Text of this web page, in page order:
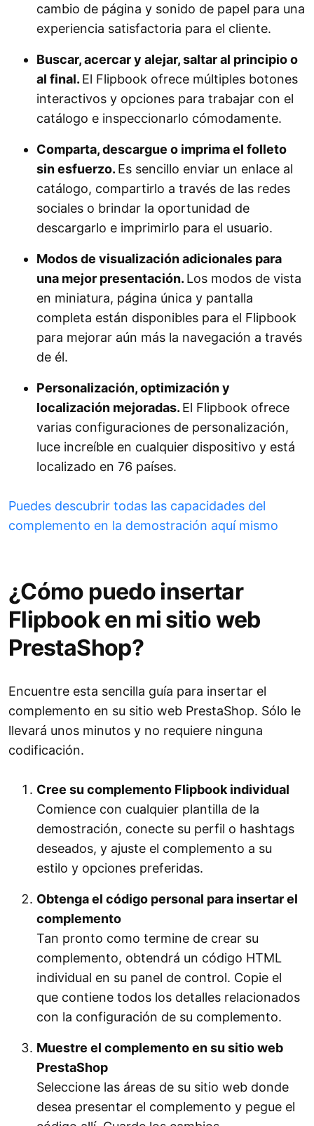
cambio de página y sonido de papel para una
experiencia satisfactoria para el cliente.
Buscar, acercar y alejar, saltar al principio o
al final. El Flipbook ofrece múltiples botones
interactivos y opciones para trabajar con el
catálogo e inspeccionarlo cómodamente.
Comparta, descargue o imprima el folleto
sin esfuerzo. Es sencillo enviar un enlace al
catálogo, compartirlo a través de las redes
sociales o brindar la oportunidad de
descargarlo e imprimirlo para el usuario.
Modos de visualización adicionales para
una mejor presentación. Los modos de vista
en miniatura, página única y pantalla
completa están disponibles para el Flipbook
para mejorar aún más la navegación a través
de él.
Personalización, optimización y
localización mejoradas. El Flipbook ofrece
varias configuraciones de personalización,
luce increíble en cualquier dispositivo y está
localizado en 76 países.
Puedes descubrir todas las capacidades del
complemento en la demostración aquí mismo
¿Cómo puedo insertar
Flipbook en mi sitio web
PrestaShop?
Encuentre esta sencilla guía para insertar el
complemento en su sitio web PrestaShop. Sólo le
llevará unos minutos y no requiere ninguna
codificación.
Cree su complemento Flipbook individual
Comience con cualquier plantilla de la
demostración, conecte su perfil o hashtags
deseados, y ajuste el complemento a su
estilo y opciones preferidas.
Obtenga el código personal para insertar el
complemento
Tan pronto como termine de crear su
complemento, obtendrá un código HTML
individual en su panel de control. Copie el
que contiene todos los detalles relacionados
con la configuración de su complemento.
Muestre el complemento en su sitio web
PrestaShop
Seleccione las áreas de su sitio web donde
desea presentar el complemento y pegue el